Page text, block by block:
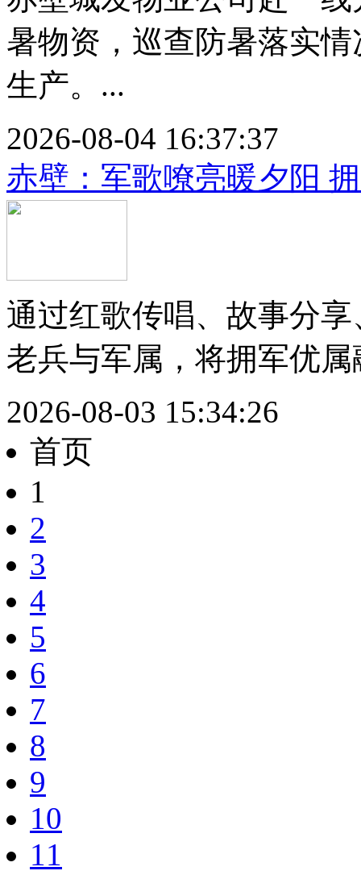
暑物资，巡查防暑落实
生产。...
2026-08-04 16:37:37
赤壁：军歌嘹亮暖夕阳
通过红歌传唱、故事分
老兵与军属，将拥军优
2026-08-03 15:34:26
首页
1
2
3
4
5
6
7
8
9
10
11